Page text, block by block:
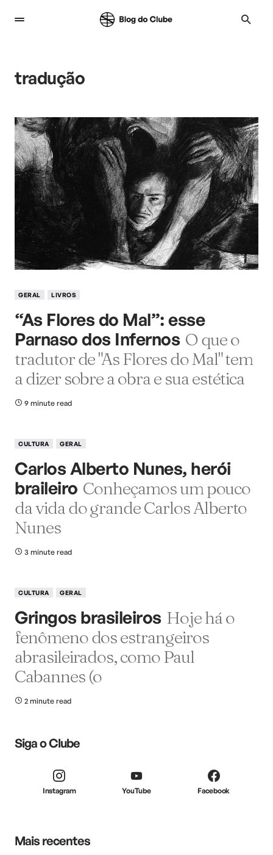
tradução
GERAL LIVROS
“As Flores do Mal”: esse
Parnaso dos Infernos O que o
tradutor de "As Flores do Mal" tem
a dizer sobre a obra e sua estética
9 minute read
CULTURA GERAL
Carlos Alberto Nunes, herói
braileiro Conheçamos um pouco
da vida do grande Carlos Alberto
Nunes
3 minute read
CULTURA GERAL
Gringos brasileiros Hoje há o
fenômeno dos estrangeiros
abrasileirados, como Paul
Cabannes (o
2 minute read
Siga o Clube
Instagram YouTube Facebook
Mais recentes